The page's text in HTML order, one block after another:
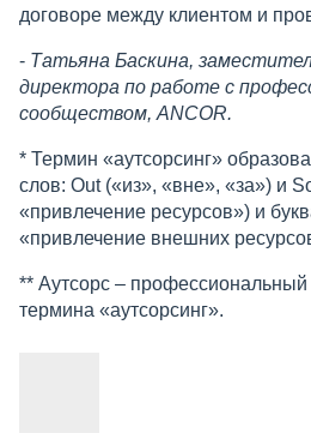
договоре между клиентом и
- Татьяна Баскина,
директора по работе с
сообществом, ANCOR.
* Термин «аутсорсинг»
слов: Out («из», «вне», «за») и
«привлечение ресурсов») и
«привлечение внешних
** Аутсорс –
термина «аутсорсинг».